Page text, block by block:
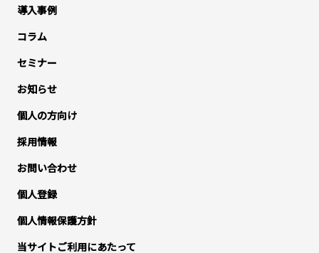
導入事例
コラム
セミナー
お知らせ
個人の方向け
採用情報
お問い合わせ
個人登録
個人情報保護方針
当サイトご利用にあたって